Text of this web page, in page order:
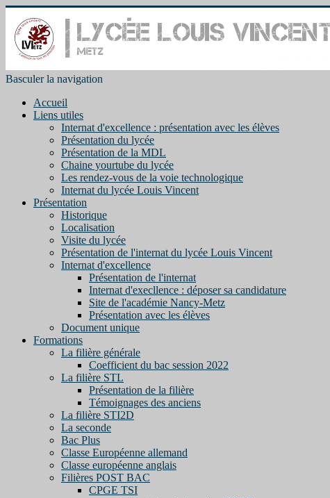
Basculer la navigation
Accueil
Liens utiles
Internat d'excellence : présentation avec les élèves
Présentation du lycée
Présentation de la MDL
Chaine yourtube du lycée
Les rendez-vous de la voie technologique
Internat du lycée Louis Vincent
Présentation
Historique
Localisation
Visite du lycée
Présentation de l'internat du lycée Louis Vincent
Internat d'excellence
Présentation de l'internat
Internat d'execllence : déposer sa candidature
Site de l'académie Nancy-Metz
Présentation avec les élèves
Document unique
Formations
La filière générale
Coefficient du bac session 2022
La filière STL
Présentation de la filière
Témoignages des anciens
La filière STI2D
La seconde
Bac Plus
Classe Européenne allemand
Classe européenne anglais
Filières POST BAC
CPGE TSI